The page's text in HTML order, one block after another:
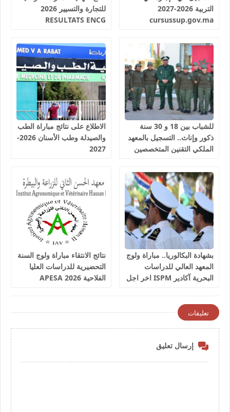
التربية 2026-2027
cursussup.gov.ma
للتجارة والتسيير 2026
RESULTATS ENCG
للشباب بين 18 و 30 سنة
ذكور وإناث.. التسجيل بالمعهد
الملكي التقنين المتخصصين
2027
الاطلاع على نتائج مباراة الطب
والصيدلة وطب الأسنان 2026-
2027
بشهادة البكالوريا.. مباراة ولوج
المعهد العالي للدراسات
البحرية آكادير ISPM اخر اجل
نتائج الانتقاء مباراة ولوج السنة
التحضيرية للدراسات العليا
الفلاحية 2026 APESA
تعليقات
إرسال تعليق